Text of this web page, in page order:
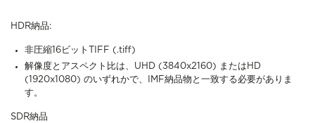
HDR納品:
非圧縮16ビットTIFF (.tiff)
解像度とアスペクト比は、UHD (3840x2160) またはHD
(1920x1080) のいずれかで、IMF納品物と一致する必要がありま
す。
SDR納品